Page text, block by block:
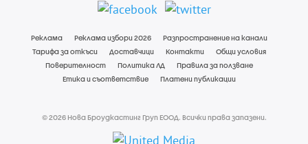
Реклама Реклама избори 2026
Разпространение на канали
Тарифа за откъси
Доставчици Контакти
Общи условия
Поверителност
Политика ЛД
Правила за ползване
Етика и съответствие
Платени публикации
© 2026 Нова Броудкастинг Груп ЕООД. Всички права запазени.